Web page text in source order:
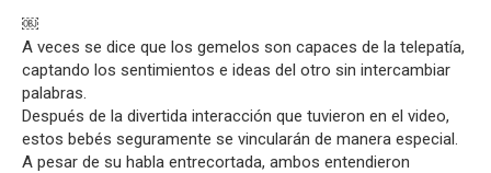
￼
A veces se dice que los gemelos son capaces de la telepatía,
captando los sentimientos e ideas del otro sin intercambiar
palabras.
Después de la divertida interacción que tuvieron en el video,
estos bebés seguramente se vincularán de manera especial.
A pesar de su habla entrecortada, ambos entendieron